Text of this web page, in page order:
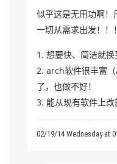
似乎这是无用功啊！
一切从需求出发！！！
1. 想要快、简洁就
2. arch软件很丰富
了，也做不好！
3. 能从现有软件上
02/19/14 Wednesday at